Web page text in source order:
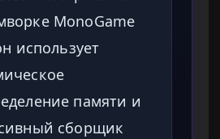
MonoGame
использует
памяти и
сборщик